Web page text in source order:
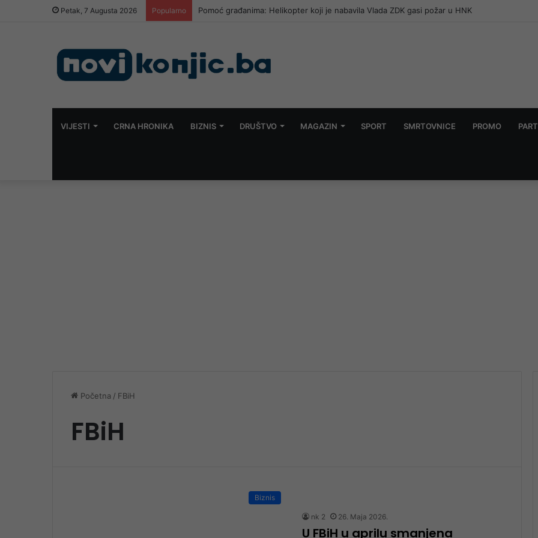
Petak, 7 Augusta 2026 Popularno Caffe Central – Pekara Putnik i Jasmin Čilić – Žule prvi polufinalisti turnira “Jablanica 2026”
VIJESTI CRNA HRONIKA BIZNIS DRUŠTVO MAGAZIN SPORT SMRTOVNICE PROMO
Početna / FBiH
FBiH
Biznis
nk 2 26. Maja 2026.
U FBiH u aprilu smanjena